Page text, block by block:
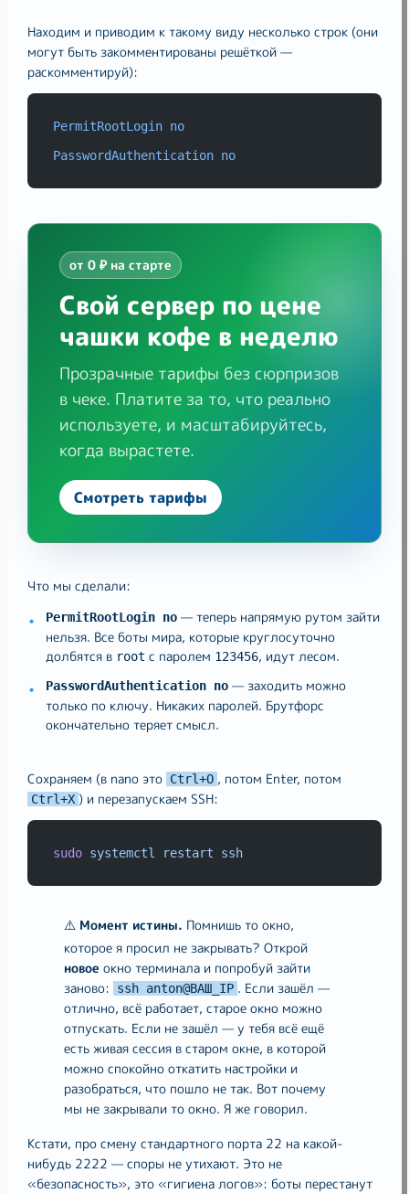
Находим и приводим к такому виду несколько строк (они
могут быть закомментированы решёткой —
раскомментируй):
PermitRootLogin no
PasswordAuthentication no
от 0 ₽ на старте
Свой сервер по цене
чашки кофе в неделю
Прозрачные тарифы без сюрпризов
в чеке. Платите за то, что реально
используете, и масштабируйтесь,
когда вырастете.
Смотреть тарифы
Что мы сделали:
PermitRootLogin no — теперь напрямую рутом зайти
нельзя. Все боты мира, которые круглосуточно
долбятся в root с паролем 123456, идут лесом.
PasswordAuthentication no — заходить можно
только по ключу. Никаких паролей. Брутфорс
окончательно теряет смысл.
Сохраняем (в nano это Ctrl+O , потом Enter, потом
Ctrl+X ) и перезапускаем SSH:
sudo systemctl restart ssh
⚠️ Момент истины. Помнишь то окно,
которое я просил не закрывать? Открой
новое окно терминала и попробуй зайти
заново:
ssh anton@ВАШ_IP . Если зашёл —
отлично, всё работает, старое окно можно
отпускать. Если не зашёл — у тебя всё ещё
есть живая сессия в старом окне, в которой
можно спокойно откатить настройки и
разобраться, что пошло не так. Вот почему
мы не закрывали то окно. Я же говорил.
Кстати, про смену стандартного порта 22 на какой-
нибудь 2222 — споры не утихают. Это не
«безопасность», это «гигиена логов»: боты перестанут